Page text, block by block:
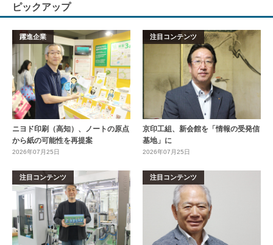
ピックアップ
躍進企業
ニヨド印刷（高知）、ノートの原点
から紙の可能性を再提案
2026年07月25日
注目コンテンツ
京印工組、新会館を「情報の受発信
基地」に
2026年07月25日
注目コンテンツ 注目コンテンツ